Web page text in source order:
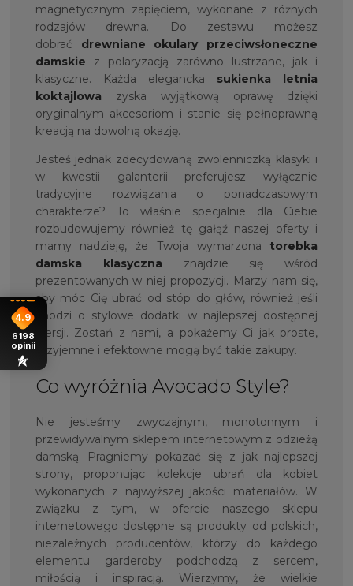
magnetycznym zapięciem, wykonane z różnych
rodzajów drewna. Do zestawu możesz
dobrać drewniane okulary przeciwsłoneczne
damskie z polaryzacją zarówno lustrzane, jak i
klasyczne. Każda elegancka sukienka letnia
koktajlowa zyska wyjątkową oprawę dzięki
oryginalnym akcesoriom i stanie się pełnoprawną
kreacją na dowolną okazję.
Jesteś jednak zdecydowaną zwolenniczką klasyki i
w kwestii galanterii preferujesz wyłącznie
tradycyjne rozwiązania o ponadczasowym
charakterze? To właśnie specjalnie dla Ciebie
rozbudowujemy również tę gałąź naszej oferty i
mamy nadzieję, że Twoja wymarzona torebka
damska klasyczna znajdzie się wśród
prezentowanych w niej propozycji. Marzy nam się,
aby móc Cię ubrać od stóp do głów, również jeśli
chodzi o stylowe dodatki w najlepszej dostępnej
wersji. Zostań z nami, a pokażemy Ci jak proste,
przyjemne i efektowne mogą być takie zakupy.
Co wyróżnia Avocado Style?
Nie jesteśmy zwyczajnym, monotonnym i
przewidywalnym sklepem internetowym z odzieżą
damską. Pragniemy pokazać się z jak najlepszej
strony, proponując kolekcje ubrań dla kobiet
wykonanych z najwyższej jakości materiałów. W
związku z tym, w ofercie naszego sklepu
internetowego dostępne są produkty od polskich,
niezależnych producentów, którzy do każdego
elementu garderoby podchodzą z sercem,
miłością i inspiracją. Wierzymy, że wielkie
4.9
6198
opinii